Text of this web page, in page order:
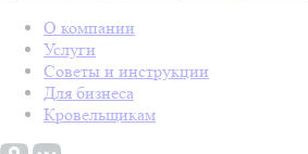
О компании
Услуги
Советы и инструкции
Для бизнеса
Кровельщикам